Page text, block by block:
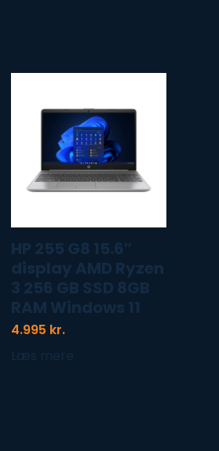
HP 255 G8 15.6″
display AMD Ryzen
3 256 GB SSD 8GB
RAM Windows 11
4.995 kr.
Læs mere